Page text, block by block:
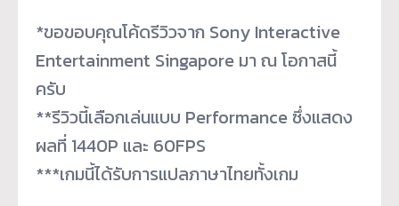
*ขอขอบคุณโค้ดรีวิวจาก Sony Interactive
Entertainment Singapore มา ณ โอกาสนี้
ครับ
**รีวิวนี้เลือกเล่นแบบ Performance ซึ่งแสดง
ผลที่ 1440P และ 60FPS
***เกมนี้ได้รับการแปลภาษาไทยทั้งเกม